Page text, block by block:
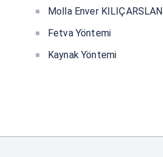
Molla Enver KILIÇARSLAN
Fetva Yöntemi
Kaynak Yöntemi